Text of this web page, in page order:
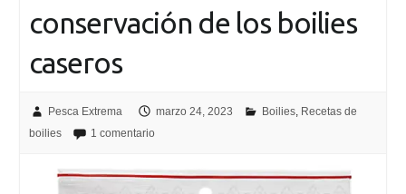
conservación de los boilies
caseros
Pesca Extrema marzo 24, 2023 Boilies, Recetas de
boilies
1 comentario